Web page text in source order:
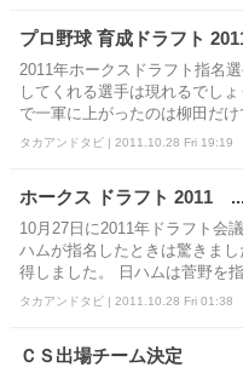
プロ野球 育成ドラフト
2011年ホークスドラフト指名
してくれる選手は現れるでし
で一軍に上がったのは柳田だけ
タカアンドタビ | 2011.10.28 Fri 19:19
ホークス ドラフト 2011
10月27日に2011年ドラフト会
ハムが指名したときは驚きま
得しました。 日ハムは菅野を
タカアンドタビ | 2011.10.28 Fri 01:38
ＣＳ出場チーム決定